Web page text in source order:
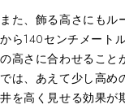
また、飾る高さにもル
から140センチメート
の高さに合わせること
では、あえて少し高め
井を高く見せる効果が